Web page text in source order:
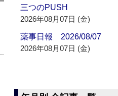
三つのPUSH
2026年08月07日 (金)
薬事日報 2026/08/07
2026年08月07日 (金)